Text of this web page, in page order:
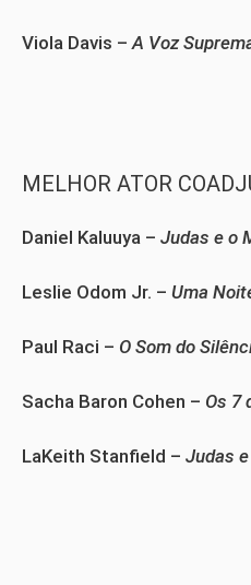
Viola Davis –A Voz
MELHOR ATOR
Daniel Kaluuya – Judas e o
Leslie Odom Jr. – Uma
Paul Raci – O Som do
Sacha Baron Cohen – Os 7
LaKeith Stanfield – Judas